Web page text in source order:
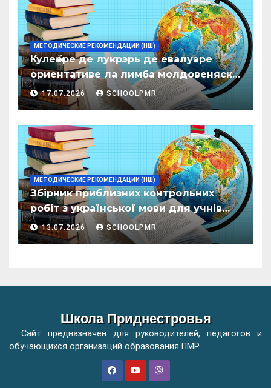
МЕТОДИЧЕСКИЕ РЕКОМЕНДАЦИИ (НШ)
Кулеӂере де лукрэрь де евалуаре
ориентативе ла лимба молдовеняскэ
пентру елевий класелор примаре але
организациилор де ынвэцэмынт
17.07.2026 SCHOOLPMR
МЕТОДИЧЕСКИЕ РЕКОМЕНДАЦИИ (НШ)
Збірник приблизних контрольних
робіт з української мови для учнів
початкових класів організацій
загальної освіти
13.07.2026 SCHOOLPMR
Школа Приднестровья
Сайт предназначен для руководителей, педагогов и
обучающихся организаций образования ПМР